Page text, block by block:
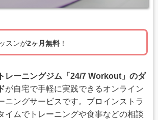
スンが2ヶ月無料 ！
レーニングジム「24/7 Workout」のダ
が自宅で手軽に実践できるオンライン
ニングサービスです。プロインストラ
イムでトレーニングや食事などの相談